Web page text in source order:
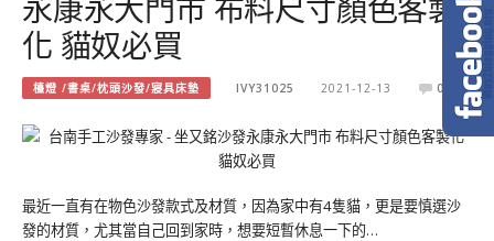
化 貓奴必買
檯燈 /書桌/枕頭沙發/寢具床墊 IVY31025 2021-12-13 0
最近一直有在物色沙發款式及材質，因為家中有4隻貓，更是要慎選沙
發的材質，尤其當自己回到家時，想要短暫休息一下的…